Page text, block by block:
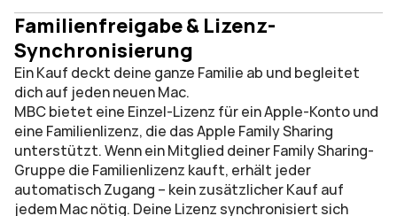
Familienfreigabe & Lizenz-
Synchronisierung
Ein Kauf deckt deine ganze Familie ab und begleitet
dich auf jeden neuen Mac.
MBC bietet eine Einzel-Lizenz für ein Apple-Konto und
eine Familienlizenz, die das Apple Family Sharing
unterstützt. Wenn ein Mitglied deiner Family Sharing-
Gruppe die Familienlizenz kauft, erhält jeder
automatisch Zugang – kein zusätzlicher Kauf auf
jedem Mac nötig. Deine Lizenz synchronisiert sich